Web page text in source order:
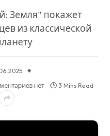
Земля" покажет
из классической
нет
3 Mins Read